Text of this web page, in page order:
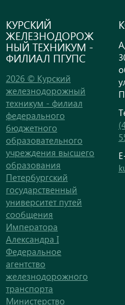
КУРСКИЙ
ЖЕЛЕЗНОДОРОЖ
НЫЙ ТЕХНИКУМ -
ФИЛИАЛ ПГУПС
2026 © Курский
железнодорожный
техникум - филиал
федерального
бюджетного
образовательного
учреждения высшего
образования
Петербургский
государственный
университет путей
сообщения
Императора
Александра I
Федеральное
агентство
железнодорожного
транспорта
Министерство